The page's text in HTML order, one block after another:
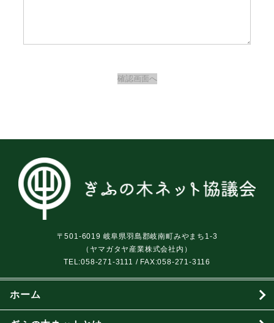
〒501-6019 岐阜県羽島郡岐南町みやまち1-3
（ヤマガタヤ産業株式会社内）
TEL:058-271-3111 / FAX:058-271-3116
ホーム